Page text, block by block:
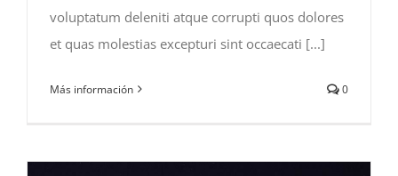
voluptatum deleniti atque corrupti quos dolores
et quas molestias excepturi sint occaecati [...]
Más información 0